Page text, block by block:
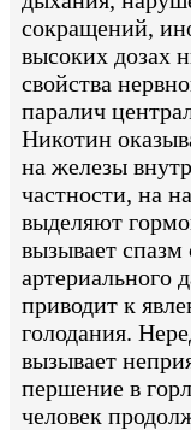
сокращений,
высоких дозах
свойства
паралич
Никотин
на железы
частности, на
выделяют
вызывает
артериального
приводит к
голодания.
вызывает
першение в
человек